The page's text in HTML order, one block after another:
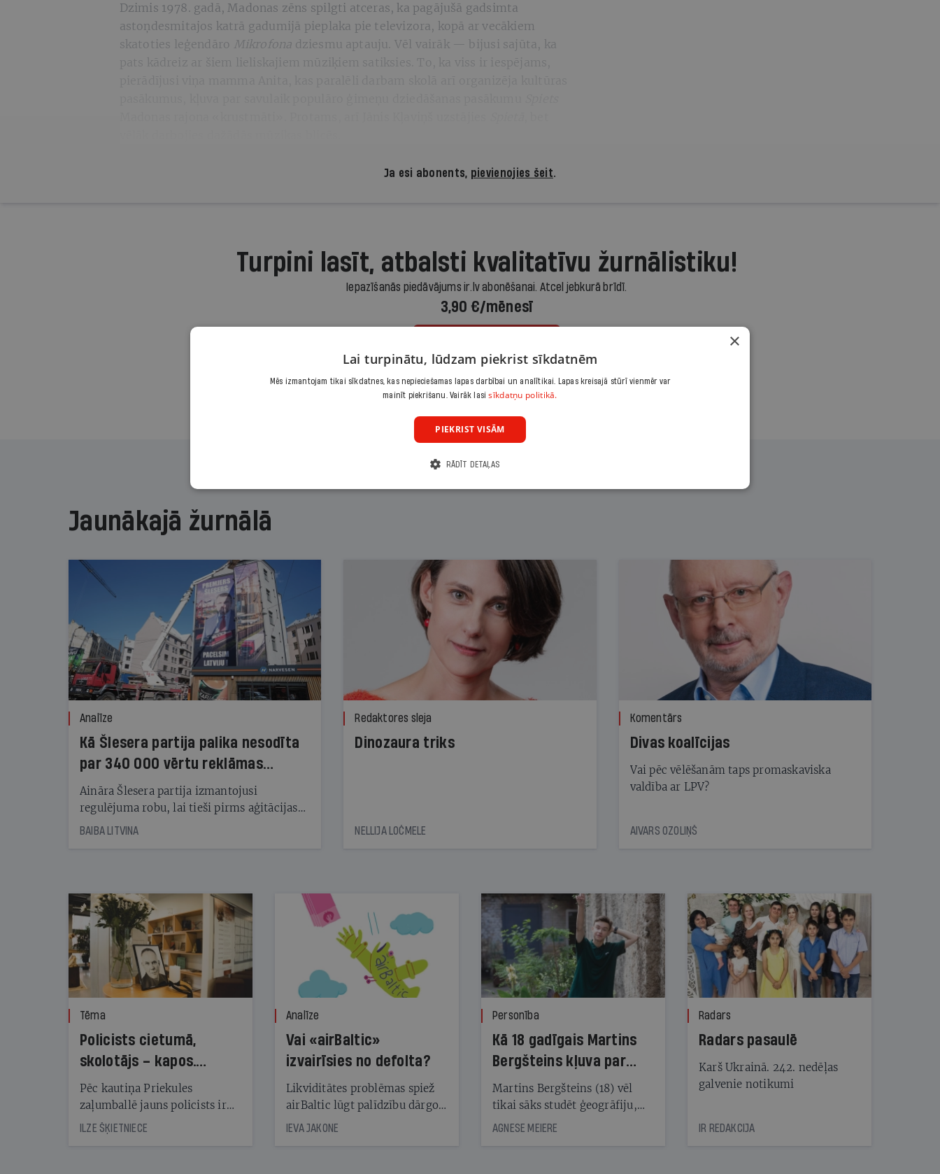
Dzimis 1978. gadā, Madonas zēns spilgti atceras, ka pagājušā gadsimta
astoņdesmitajos katrā gadumijā pieplaka pie televizora, kopā ar vecākiem
skatoties leģendāro Mikrofona dziesmu aptauju. Vēl vairāk — bijusi sajūta, ka
pats kādreiz ar šiem lieliskajiem mūziķiem satiksies. To, ka viss ir iespējams,
Ja esi abonents, pievienojies šeit.
Turpini lasīt, atbalsti kvalitatīvu žurnālistiku!
Iepazīšanās piedāvājums ir.lv abonēšanai. Atcel jebkurā brīdī.
3,90 €/mēnesī
Citas abonēšanas iespējas meklē šeit
Jaunākajā žurnālā
Analīze
Kā Šlesera partija palika nesodīta
par 340 000 vērtu reklāmas
kampaņu
Aināra Šlesera partija izmantojusi
regulējuma robu, lai tieši pirms aģitācijas
starta izreklamētos par summu, kas
BAIBA LITVINA
Redaktores sleja
Dinozaura triks
NELLIJA LOČMELE
Komentārs
Divas koalīcijas
Vai pēc vēlēšanām taps promaskaviska
valdība ar LPV?
AIVARS OZOLIŅŠ
Tēma
Policists cietumā,
skolotājs – kapos.
Reibuma cena Priekulē
Pēc kautiņa Priekules
zaļumballē jauns policists ir
nonācis cietumā, bet
cienījams pedagogs — kapos.
ILZE ŠĶIETNIECE
Analīze
Vai «airBaltic»
izvairīsies no defolta?
Likviditātes problēmas spiež
airBaltic lūgt palīdzību dārgo
obligāciju turētājiem, taču
IEVA JAKONE
Personība
Kā 18 gadīgais Martins
Bergšteins kļuva par
laika ziņu seju?
Martins Bergšteins (18) vēl
tikai sāks studēt ģeogrāfiju,
bet viņa sacītajam jau uzticas
AGNESE MEIERE
Radars
Radars pasaulē
Karš Ukrainā. 242. nedēļas
galvenie notikumi
IR REDAKCIJA
×
Lai turpinātu, lūdzam piekrist sīkdatnēm
Mēs izmantojam tikai sīkdatnes, kas nepieciešamas lapas darbībai un analītikai. Lapas kreisajā stūrī vienmēr var
mainīt piekrišanu. Vairāk lasisīkdatņu politikā.
PIEKRIST VISĀM
RĀDĪT DETAĻAS